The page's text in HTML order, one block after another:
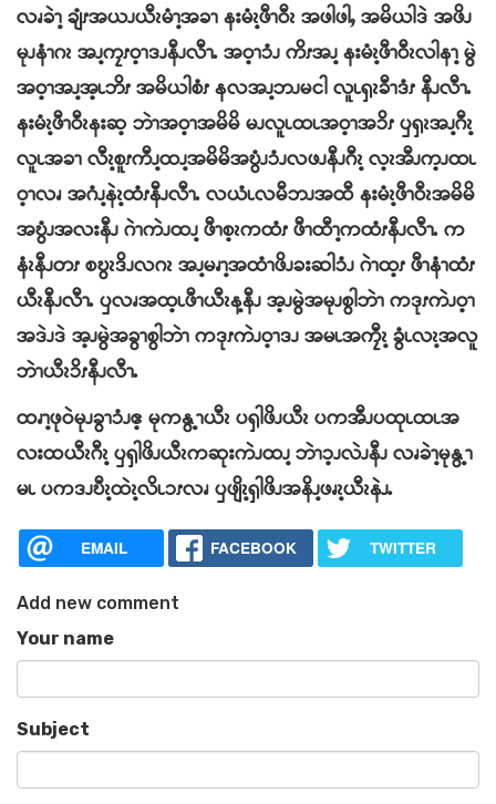
လၧခဲၫ့ ချံၭအယၪယီၩမံၫ့အခၫ နးမံၩ့ဖီၫဝီၩ အဖါဖါႇ အမိယါဒဲ အဖိၪ
မုၪနံၫဂၩ အၪ့ကၠၭဝ့ၫဒၪနီၪလီၫႉ အဝ့ၫၥံၪ ကိၭအၪ့ နးမံၩ့ဖီၫဝီၩလါနၫ့ မွဲ
အဝ့ၫအၪ့အ့ၬဘိၭ အမိယါစံၭ နလအၪ့ဘၪမငါ လူၬၡၩခီၫဒံၭ နီၪလီၫႉ
နးမံၩ့ဖီၫဝီၩနးဆ့ ဘဲၫအဝ့ၫအမိမိ မၪလူၬထၬအဝ့ၫအၥိၭ ၦၡၩအၪ့ဂီၩ့
လူၬအခၫ လီၩ့စူၭကီၪ့ထၪ့အမိမိအဎွံၪၥံၪလဖၪနီၪဂီၩ့ လ့ၩအီၪက့ၪထၬ
ဝ့ၫလၧ အဂံၪ့နဲၩ့ထံၭနီၪလီၫႉ လယံၬလမီဘၪအထီ နးမံၩ့ဖီၫဝီၩအမိမိ
အဎွံၪအလးနီၪ ဂဲၫကဲၪထၪ့ ဖီၫစ့ၩကထံၭ ဖီၫထီၫ့ကထံၭနီၪလီၫႉ က
နံၩနီၪတၭ စဎွၩဒိၪလဂၩ အၪ့မၧၫ့အထံၫဖိၪခးဆါၥံၪ ဂဲၫထ့ၭ ဖီၫနံၫထံၭ
ယီၩနီၪလီၫႉ ၦလၧအထ့ၬဖီၫယီၩန့နီၪ အ့ၪမွဲအမုၪစွါဘဲၫ ကဒုၭကဲၪဝ့ၫ
အဒဲၪဒဲ အ့ၪမွဲအခွၫစွါဘဲၫ ကဒုၭကဲၪဝ့ၫဒၪ အမၬအကၠီၩ့ ခွံၬလၩ့အလူ
ဘဲၫယီၩၥိၭနီၪလီၫႉ
ထၧၫ့ဖုဝဲမုၪခွၫၥံၪဧ့ မုကနွ့ၫယီၩ ပၡါဖိၪယီၩ ပကအီၪပထုၬထၬအ
လးထယီၩဂီၩ့ ၦၡါဖိၪယီၩကဆုးကဲၪထၪ့ ဘဲၫၥ့ၪလဲၪနီၪ လၧခဲၫ့မုနွ့ၫ
မၬ ပကဒၪဎီၩ့ထဲၩ့လိၬၥၭလၧ ၦဖျိၩ့ၡါဖိၪအနိၪ့ဖၧၩ့ယီၩနဲၪႉ
EMAIL FACEBOOK TWITTER
Add new comment
Your name
Subject